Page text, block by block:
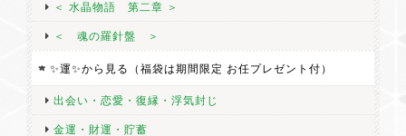
＜ 水晶物語 第二章 ＞
＜ 魂の羅針盤 ＞
✨運✨から見る（福袋は期間限定 お任プレゼント付）
出会い・恋愛・復縁・浮気封じ
金運・財運・貯蓄